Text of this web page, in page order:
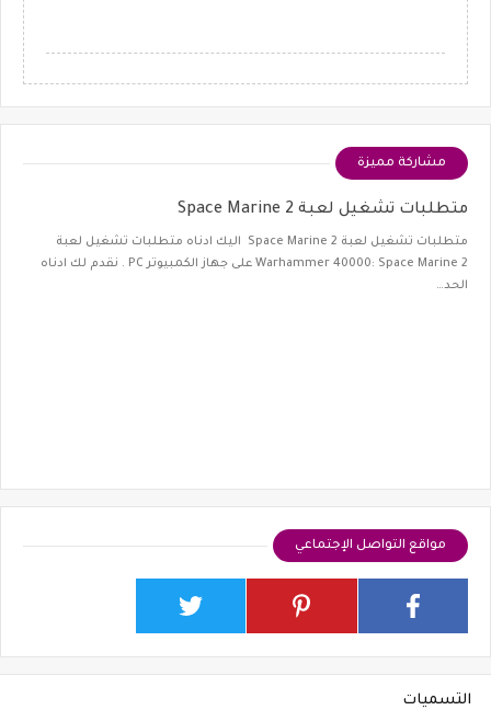
مشاركة مميزة
متطلبات تشغيل لعبة Space Marine 2
متطلبات تشغيل لعبة Space Marine 2 اليك ادناه متطلبات تشغيل لعبة
Warhammer 40000: Space Marine 2 على جهاز الكمبيوتر PC . نقدم لك ادناه
الحد…
مواقع التواصل الإجتماعي
التسميات